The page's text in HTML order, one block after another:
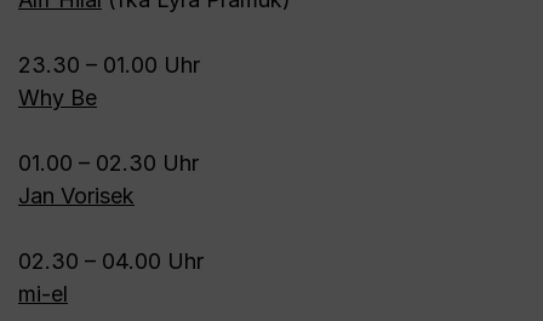
23.30 – 01.00 Uhr
Why Be
01.00 – 02.30 Uhr
Jan Vorisek
02.30 – 04.00 Uhr
mi-el